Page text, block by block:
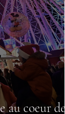
coeur des